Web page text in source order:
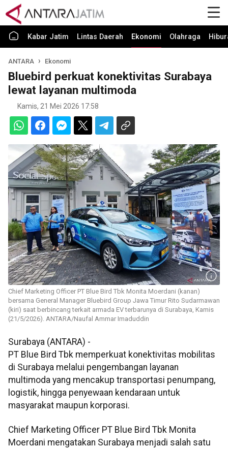
Kabar Jatim Lintas Daerah Ekonomi Olahraga
ANTARA Ekonomi
Bluebird perkuat konektivitas Surabaya
lewat layanan multimoda
Kamis, 21 Mei 2026 17:58
Chief Marketing Officer PT Blue Bird Tbk Monita Moerdani (kanan)
bersama General Manager Bluebird Group Jawa Timur Rito Sudarmawan
(kiri) saat berbincang terkait armada EV terbarunya di Surabaya, Kamis
(21/5/2026). ANTARA/Naufal Ammar Imaduddin
Surabaya (ANTARA) -
PT Blue Bird Tbk memperkuat konektivitas mobilitas
di Surabaya melalui pengembangan layanan
multimoda yang mencakup transportasi penumpang,
logistik, hingga penyewaan kendaraan untuk
masyarakat maupun korporasi.
Chief Marketing Officer PT Blue Bird Tbk Monita
Moerdani mengatakan Surabaya menjadi salah satu